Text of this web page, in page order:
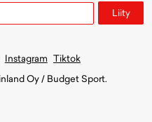
Liity
Instagram Tiktok
Oy / Budget Sport.